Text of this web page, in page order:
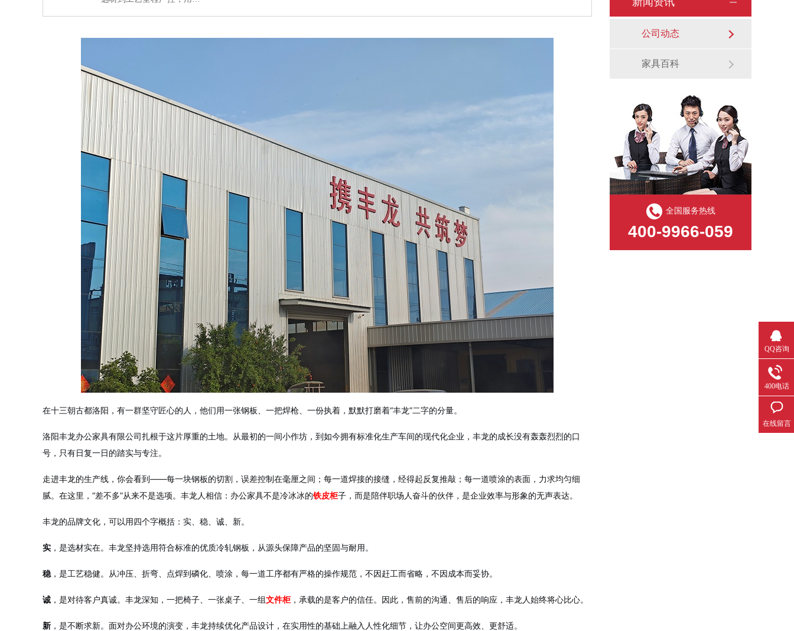
在十三朝古都洛阳，有一群坚守匠心的人，他们用一张钢板、一把焊枪、一份执着，默默打磨着“丰龙”二字的分量。
洛阳丰龙办公家具有限公司扎根于这片厚重的土地。从最初的一间小作坊，到如今拥有标准化生产车间的现代化企业，丰龙的成长没有轰轰烈烈的口
号，只有日复一日的踏实与专注。
走进丰龙的生产线，你会看到——每一块钢板的切割，误差控制在毫厘之间；每一道焊接的接缝，经得起反复推敲；每一道喷涂的表面，力求均匀细
腻。在这里，“差不多”从来不是选项。丰龙人相信：办公家具不是冷冰冰的铁皮柜子，而是陪伴职场人奋斗的伙伴，是企业效率与形象的无声表达。
丰龙的品牌文化，可以用四个字概括：实、稳、诚、新。
实 ，是选材实在。丰龙坚持选用符合标准的优质冷轧钢板，从源头保障产品的坚固与耐用。
稳 ，是工艺稳健。从冲压、折弯、点焊到磷化、喷涂，每一道工序都有严格的操作规范，不因赶工而省略，不因成本而妥协。
诚 ，是对待客户真诚。丰龙深知，一把椅子、一张桌子、一组文件柜，承载的是客户的信任。因此，售前的沟通、售后的响应，丰龙人始终将心比心。
新 ，是不断求新。面对办公环境的演变，丰龙持续优化产品设计，在实用性的基础上融入人性化细节，让办公空间更高效、更舒适。
公司动态
家具百科
全国服务热线
400-9966-059
QQ咨询
400电话
在线留言